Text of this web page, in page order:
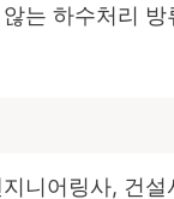
는 하수처리
니어링사, 건